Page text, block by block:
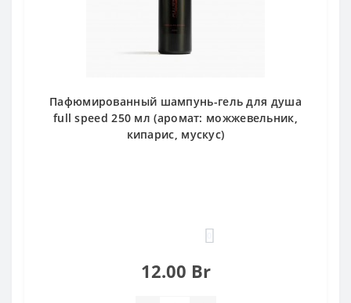
Пафюмированный шампунь-гель для душа
full speed 250 мл (аромат: можжевельник,
кипарис, мускус)
12.00 Br